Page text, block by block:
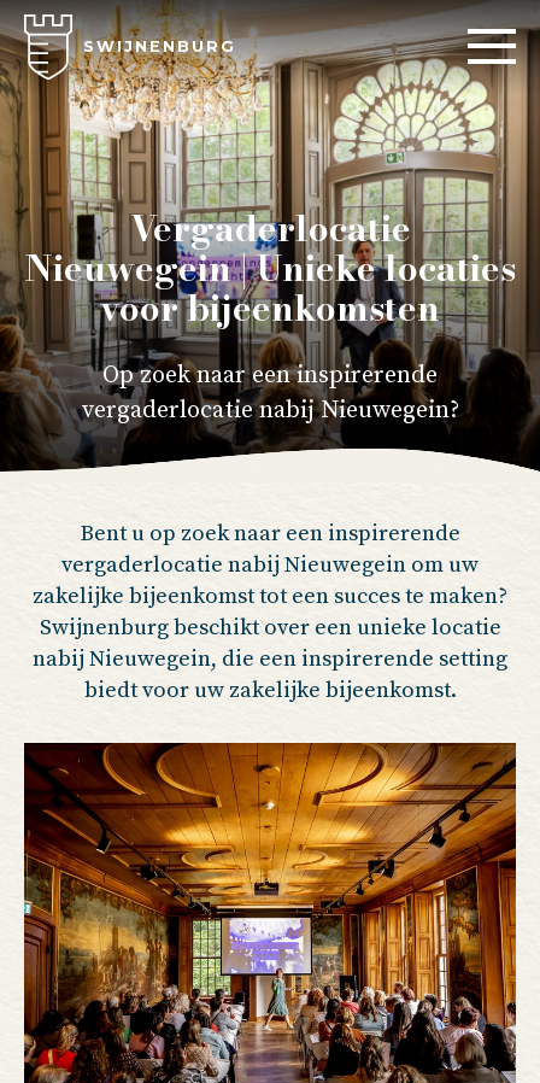
SWIJNENBURG
Vergaderlocatie
Nieuwegein | Unieke locaties
voor bijeenkomsten
Op zoek naar een inspirerende
vergaderlocatie nabij Nieuwegein?
Bent u op zoek naar een inspirerende
vergaderlocatie nabij Nieuwegein om uw
zakelijke bijeenkomst tot een succes te maken?
Swijnenburg beschikt over een unieke locatie
nabij Nieuwegein, die een inspirerende setting
biedt voor uw zakelijke bijeenkomst.